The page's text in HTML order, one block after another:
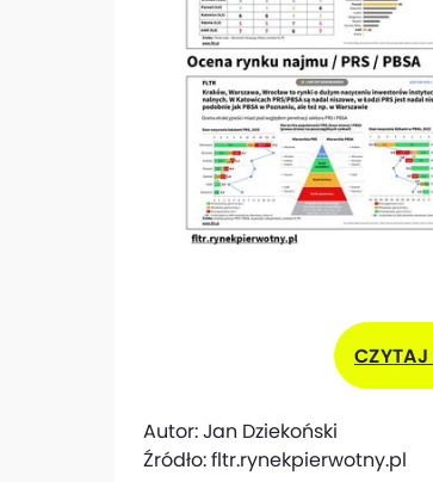
CZYTAJ
Autor:Jan Dziekoński
Źródło:fltr.rynekpierwotny.pl